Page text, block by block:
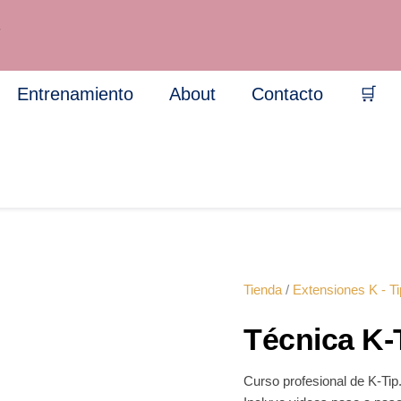
Entrenamiento About Contacto 🛒
Tienda / Extensiones K -
Técnica
Curso profesional de K-Tip.
Profesional